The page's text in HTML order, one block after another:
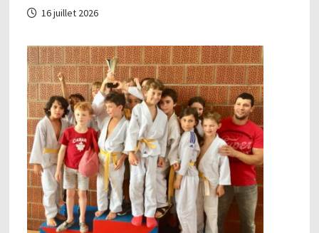
16 juillet 2026